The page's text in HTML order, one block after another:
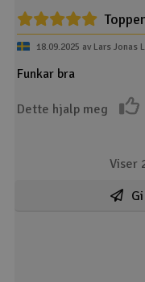
18.09.2025 av Lars Jonas
Funkar bra
Dette hjalp meg
Viser